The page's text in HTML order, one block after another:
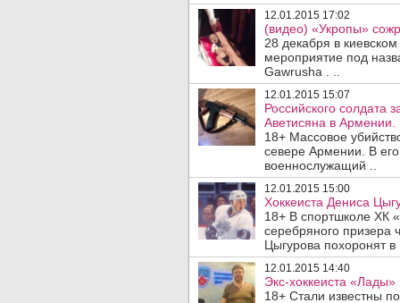
12.01.2015 17:02
(видео) «Укропы»
28 декабря в
мероприятие под
Gawrusha . ..
12.01.2015 15:07
Российского солдата
Аветисяна в Армении.
18+ Массовое
севере Армении. В
военнослужащий ..
12.01.2015 15:00
Хоккеиста Дениса
18+ В спортшколе ХК
серебряного призера
Цыгурова похоронят в
12.01.2015 14:40
Экс-хоккеиста
18+ Стали известны